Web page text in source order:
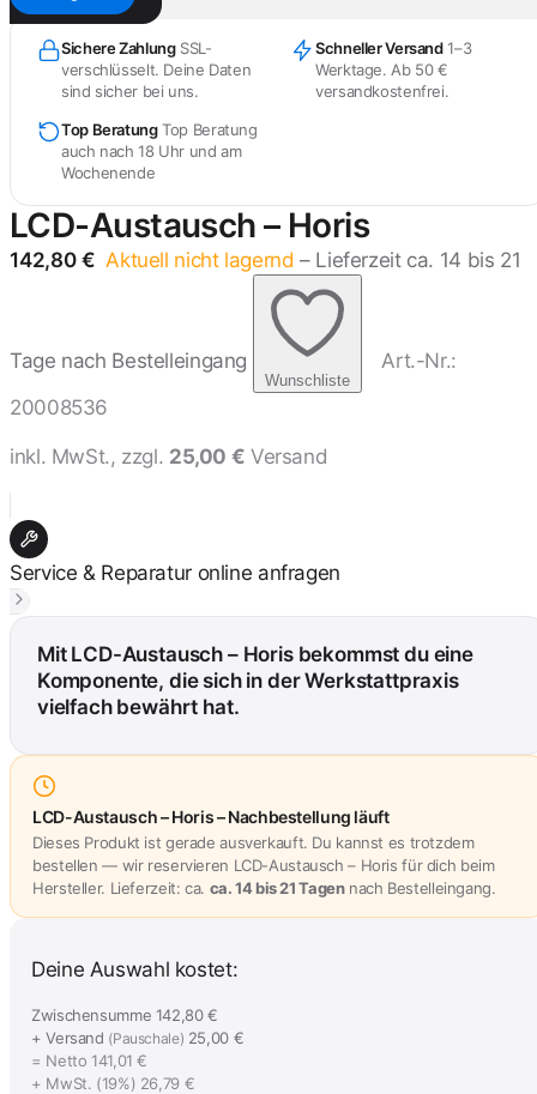
Sichere Zahlung SSL-
verschlüsselt. Deine Daten
sind sicher bei uns.
Schneller Versand 1–3
Werktage. Ab 50 €
versandkostenfrei.
Top Beratung Top Beratung
auch nach 18 Uhr und am
Wochenende
LCD-Austausch – Horis
142,80€ Aktuell nicht lagernd – Lieferzeit ca. 14 bis 21
Tage nach Bestelleingang
Wunschliste
Art.-Nr.:
20008536
inkl. MwSt., zzgl. 25,00 € Versand
Service & Reparatur online anfragen
Mit LCD-Austausch – Horis bekommst du eine
Komponente, die sich in der Werkstattpraxis
vielfach bewährt hat.
LCD-Austausch – Horis – Nachbestellung läuft
Dieses Produkt ist gerade ausverkauft. Du kannst es trotzdem
bestellen — wir reservieren LCD-Austausch – Horis für dich beim
Hersteller. Lieferzeit: ca. ca. 14 bis 21 Tagennach Bestelleingang.
Deine Auswahl kostet:
Zwischensumme 142,80 €
+ Versand (Pauschale) 25,00 €
= Netto 141,01 €
+ MwSt. (19%) 26,79 €